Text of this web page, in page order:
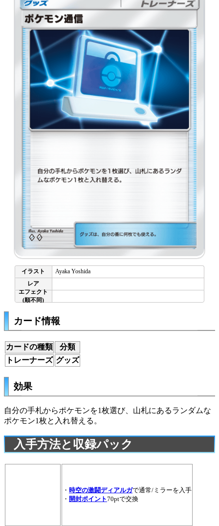
Ayaka Yoshida
カード情報
カードの種類
分類
トレーナーズ グッズ
効果
自分の手札からポケモンを1枚選び、山札にあるランダムな
ポケモン1枚と入れ替える。
入手方法と収録パック
・ 時空の激闘ディアルガで通常/ミラーを入手
・ 開封ポイント70ptで交換